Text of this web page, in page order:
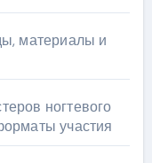
материалы и
ногтевого
участия